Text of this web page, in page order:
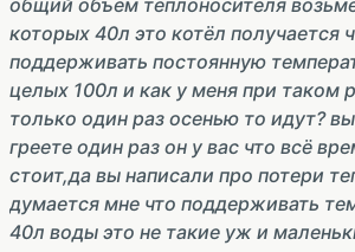
общий объем теплоносителя
которых 40л это котёл получается
поддерживать постоянную
целых 100л и как у меня при таком
только один раз осенью то идут?
греете один раз он у вас что всё
стоит,да вы написали про потери
думается мне что поддерживать
40л воды это не такие уж и